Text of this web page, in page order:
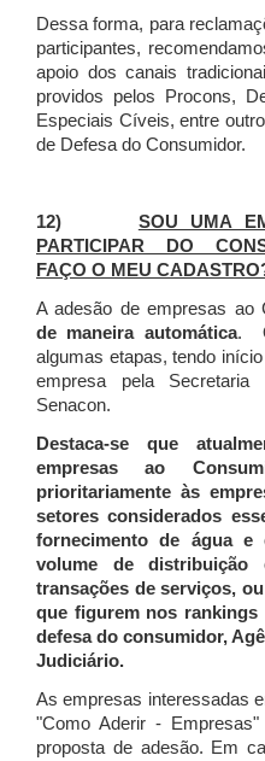
Dessa forma, para
participantes,
apoio dos canais
providos pelos Procons,
Especiais Cíveis, entre
de Defesa do Consumidor.
12) SOU UMA
PARTICIPAR DO
FAÇO O MEU
A adesão de empresas ao
de maneira automática.
algumas etapas, tendo
empresa pela
Senacon.
Destaca-se que
empresas ao
prioritariamente às
setores considerados
fornecimento de água e
volume de
transações de serviços,
que figurem nos
defesa do consumidor,
Judiciário.
As empresas interessadas
"Como Aderir -
proposta de adesão. Em